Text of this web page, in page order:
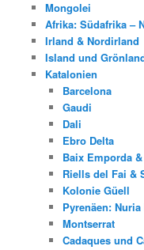
Mongolei
Afrika: Südafrika –
Irland & Nordirland
Island und
Katalonien
Barcelona
Gaudi
Dali
Ebro Delta
Baix Emporda
Riells del Fai &
Kolonie Güell
Pyrenäen:
Montserrat
Cadaques und